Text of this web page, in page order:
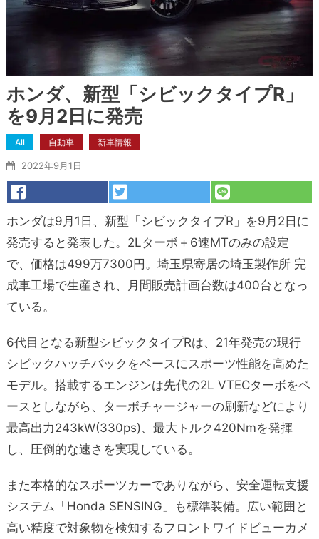
ホンダ、新型「シビックタイプR」
を9月2日に発売
All 自動車 新車情報
2022年9月1日
ホンダは9月1日、新型「シビックタイプR」を9月2日に
発売すると発表した。2Lターボ＋6速MTのみの設定
で、価格は499万7300円。埼玉県寄居の埼玉製作所 完
成車工場で生産され、月間販売計画台数は400台となっ
ている。
6代目となる新型シビックタイプRは、21年発売の現行
シビックハッチバックをベースにスポーツ性能を高めた
モデル。搭載するエンジンは先代の2L VTECターボをベ
ースとしながら、ターボチャージャーの刷新などにより
最高出力243kW(330ps)、最大トルク420Nmを発揮
し、圧倒的な速さを実現している。
また本格的なスポーツカーでありながら、安全運転支援
システム「Honda SENSING」も標準装備。広い範囲と
高い精度で対象物を検知するフロントワイドビューカメ